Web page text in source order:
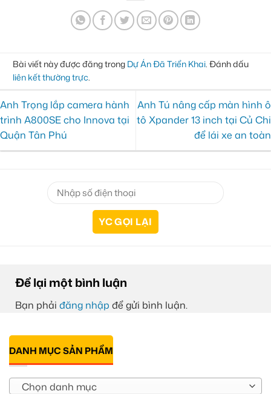
Bài viết này được đăng trong Dự Án Đã Triển Khai. Đánh dấu
liên kết thường trực.
Anh Trọng lắp camera hành
trình A800SE cho Innova tại
Quận Tân Phú
Anh Tú nâng cấp màn hình ô
tô Xpander 13 inch tại Củ Chi
để lái xe an toàn
Để lại một bình luận
Bạn phải đăng nhập để gửi bình luận.
DANH MỤC SẢN PHẨM
Chọn danh mục